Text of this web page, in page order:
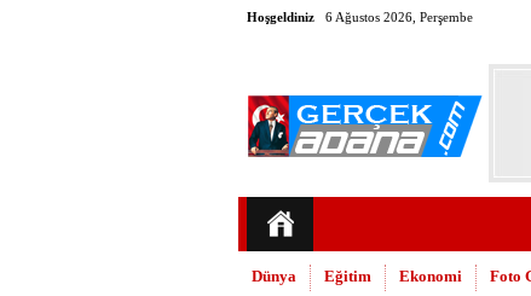
Hoşgeldiniz 6 Ağustos 2026, Perşembe
Dünya Eğitim Ekonomi Foto